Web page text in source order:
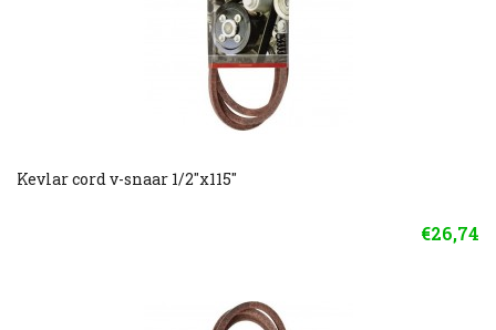
Kevlar cord v-snaar 1/2"x115"
€26,74